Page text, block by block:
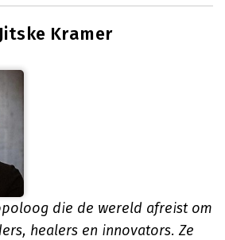
Kramer
die de wereld afreist om
healers en innovators. Ze